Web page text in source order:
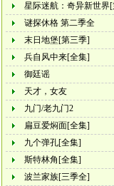
星际迷航：奇异新世界
谜探休格 第二季全
末日地堡[第三季]
兵自风中来[全集]
御廷谣
天才，女友
九门/老九门2
扁豆爱焖面[全集]
九个弹孔[全集]
斯特林角[全集]
波兰家族[三季全]